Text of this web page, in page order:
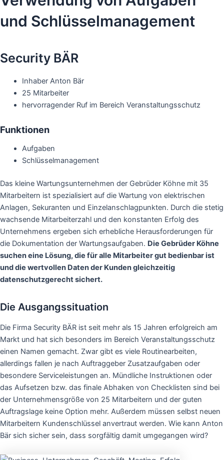
und Schlüsselmanagement
Security BÄR
Inhaber Anton Bär
25 Mitarbeiter
hervorragender Ruf im Bereich Veranstaltungsschutz
Funktionen
Aufgaben
Schlüsselmanagement
Das kleine Wartungsunternehmen der Gebrüder Köhne mit 35
Mitarbeitern ist spezialisiert auf die Wartung von elektrischen
Anlagen, Sekuranten und Einzelanschlagpunkten. Durch die stetig
wachsende Mitarbeiterzahl und den konstanten Erfolg des
Unternehmens ergeben sich erhebliche Herausforderungen für
die Dokumentation der Wartungsaufgaben. Die Gebrüder Köhne
suchen eine Lösung, die für alle Mitarbeiter gut bedienbar ist
und die wertvollen Daten der Kunden gleichzeitig
datenschutzgerecht sichert.
Die Ausgangssituation
Die Firma Security BÄR ist seit mehr als 15 Jahren erfolgreich am
Markt und hat sich besonders im Bereich Veranstaltungsschutz
einen Namen gemacht. Zwar gibt es viele Routinearbeiten,
allerdings fallen je nach Auftraggeber Zusatzaufgaben oder
besondere Serviceleistungen an. Mündliche Instruktionen oder
das Aufsetzen bzw. das finale Abhaken von Checklisten sind bei
der Unternehmensgröße von 25 Mitarbeitern und der guten
Auftragslage keine Option mehr. Außerdem müssen selbst neuen
Mitarbeitern Kundenschlüssel anvertraut werden. Wie kann Anton
Bär sich sicher sein, dass sorgfältig damit umgegangen wird?